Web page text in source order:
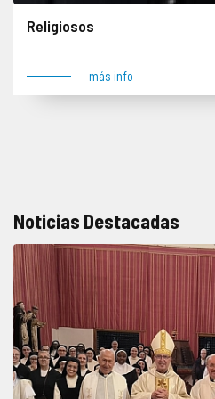
Religiosos
más info
Noticias Destacadas